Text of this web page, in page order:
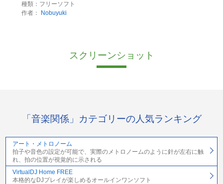
種類：フリーソフト
作者：
Nobuyuki
スクリーンショット
「音楽関係」カテゴリーの人気ランキング
アート・メトロノーム
拍子や音色の設定が可能で、実際のメトロノームのように針が左右に触
れ、拍の位置が視覚的に示される
VirtualDJ Home FREE
本格的なDJプレイが楽しめるオールインワンソフト